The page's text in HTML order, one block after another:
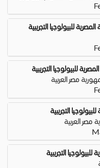
للبيولوجيا التجريبية
للبيولوجيا التجريبية
مصر العربية
التجريبية
مصر العربية
التجريبية